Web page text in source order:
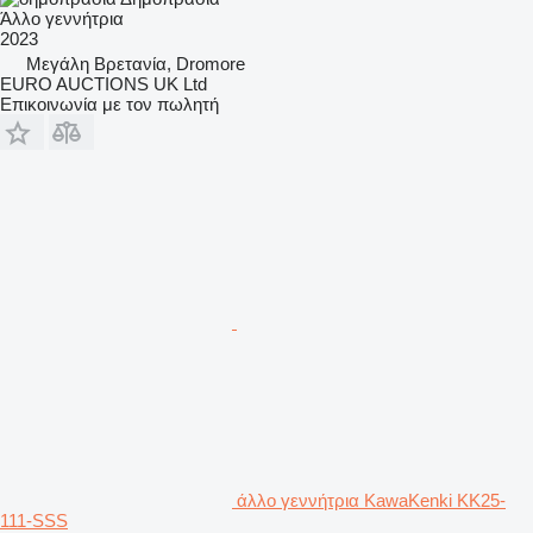
Άλλο γεννήτρια
2023
Μεγάλη Βρετανία, Dromore
EURO AUCTIONS UK Ltd
Επικοινωνία με τον πωλητή
άλλο γεννήτρια KawaKenki KK25-
111-SSS